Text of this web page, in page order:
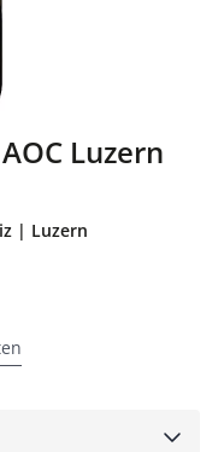
Luzern
| Luzern